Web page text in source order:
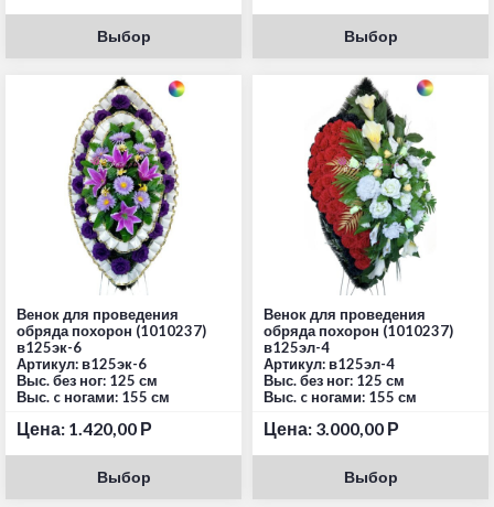
Выбор Выбор
Венок для проведения
обряда похорон (1010237)
в125эк-6
Артикул: в125эк-6
Выс. без ног: 125 см
Выс. c ногами: 155 см
Цена: 1.420,00 Р
Выбор
Венок для проведения
обряда похорон (1010237)
в125эл-4
Артикул: в125эл-4
Выс. без ног: 125 см
Выс. c ногами: 155 см
Цена: 3.000,00 Р
Выбор